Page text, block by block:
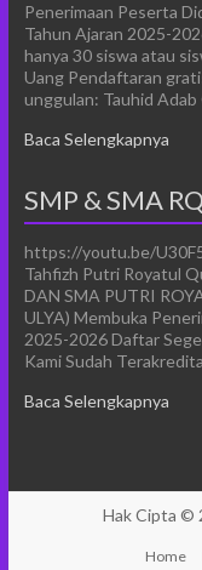
Penerimaan Peserta
Tahun Ajaran 2025-
hanya 30 siswa atau
Uang Pendaftaran
unggulan: Tauhid
Baca Selengkapnya
SMP & SMA RQ
https://youtu.be/
Tahfizh Putri Royatul
DAN SMA PUTRI
ULYA) Membuka
2025-2026 Daftar
Kami Sudah
Baca Selengkapnya
Hak Cipta ©
Home